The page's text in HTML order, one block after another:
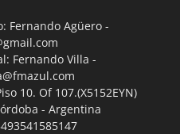
Fernando Agüero -
Fernando Villa -
10. Of 107.(X5152EYN)
- Argentina